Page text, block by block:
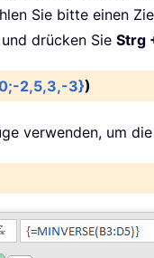
Sie bitte einen
drücken Sie Strg
2,5,3,-3})
verwenden, um